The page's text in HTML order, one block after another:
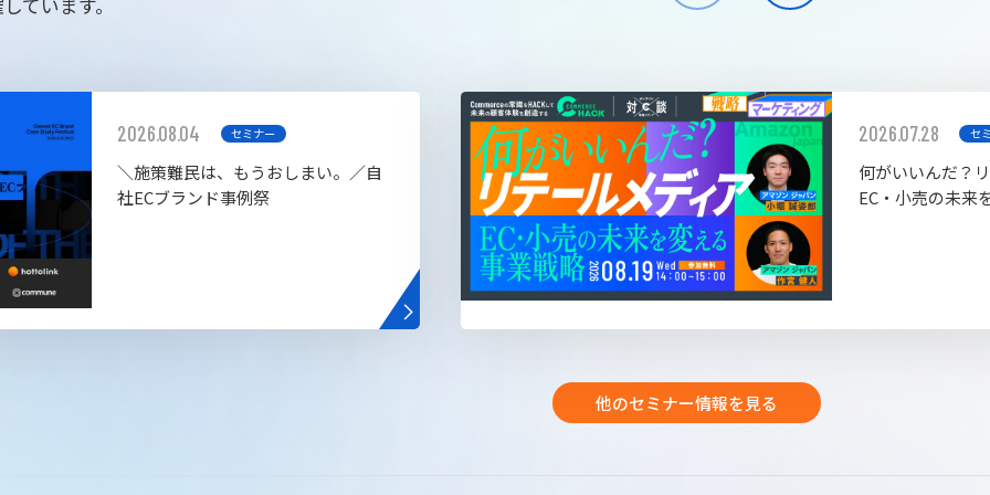
ています。
2026.08.04 セミナー
＼施策難民は、もうおしまい。／自
社ECブランド事例祭
2026.07.28 セ
何がいいんだ？
EC・小売の未来
他のセミナー情報を見る